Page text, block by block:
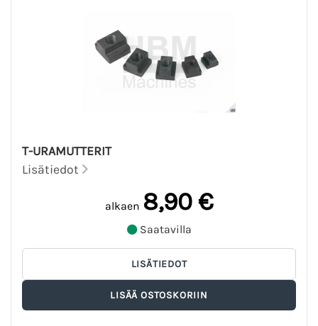
T-URAMUTTERIT
Lisätiedot
alkaen 8,90 €
Saatavilla